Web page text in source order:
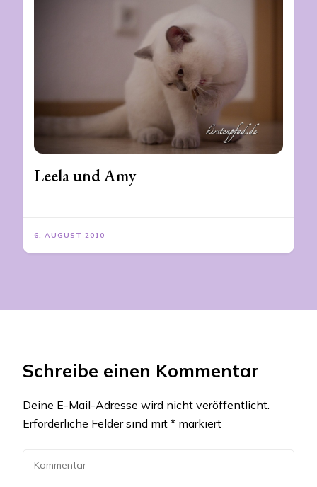
Leela und Amy
6. AUGUST 2010
Schreibe einen Kommentar
Deine E-Mail-Adresse wird nicht veröffentlicht.
Erforderliche Felder sind mit * markiert